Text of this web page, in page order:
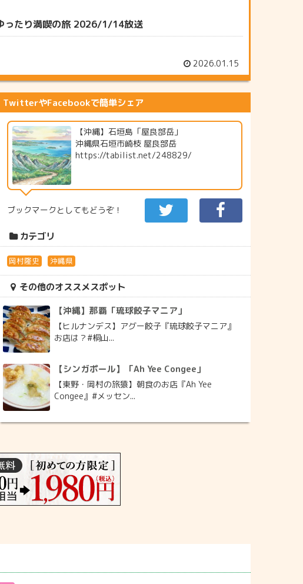
ったり満喫の旅 2026/1/14放送
2026.01.15
TwitterやFacebookで簡単シェア
【沖縄】石垣島「屋良部岳」
沖縄県石垣市崎枝 屋良部岳
https://tabilist.net/248829/
ブックマークとしてもどうぞ！
カテゴリ
岡村隆史 沖縄県
その他のオススメスポット
【沖縄】那覇「琉球餃子マニア」
【ヒルナンデス】アグー餃子『琉球餃子マニア』
お店は？#桐山...
【シンガポール】「Ah Yee Congee」
【東野・岡村の旅猿】朝食のお店『Ah Yee
Congee』#メッセン...